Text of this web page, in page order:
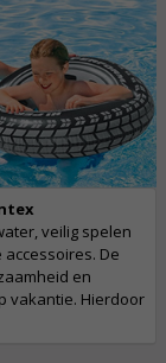
veilig spelen
De
en
vakantie. Hierdoor